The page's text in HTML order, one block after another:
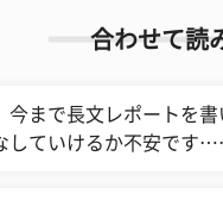
合わせて読
今まで長文レポートを
していけるか不安です